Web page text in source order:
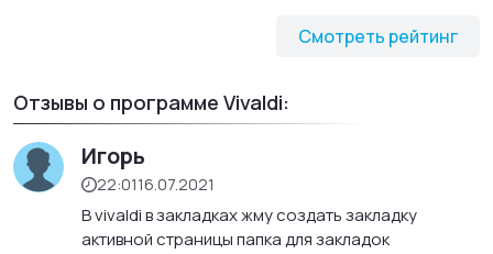
Смотреть рейтинг
Отзывы о программе Vivaldi:
Игорь
22:0116.07.2021
В vivaldi в закладках жму создать закладку
активной страницы папка для закладок